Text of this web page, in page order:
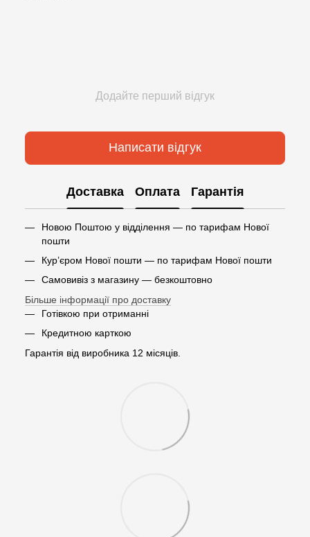
Додайте перший відгук
Написати відгук
Доставка Оплата Гарантія
Новою Поштою у відділення — по тарифам Нової
пошти
Кур’єром Нової пошти — по тарифам Нової пошти
Самовивіз з магазину — безкоштовно
Більше інформації про доставку
Готівкою при отриманні
Кредитною карткою
Гарантія від виробника 12 місяців.